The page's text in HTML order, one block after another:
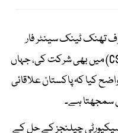
تھنک ٹینک سینٹر فار
اسٹریٹجک اینڈ انٹرنیشنل اسٹڈیز (CSIS) میں بھی شرکت کی، جہاں
کیا کہ پاکستان علاقائی
سمجھتا ہے۔
سیکیورٹی چیلنجز کے حل کے